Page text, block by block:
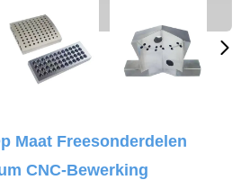
Maat Freesonderdelen
CNC-Bewerking